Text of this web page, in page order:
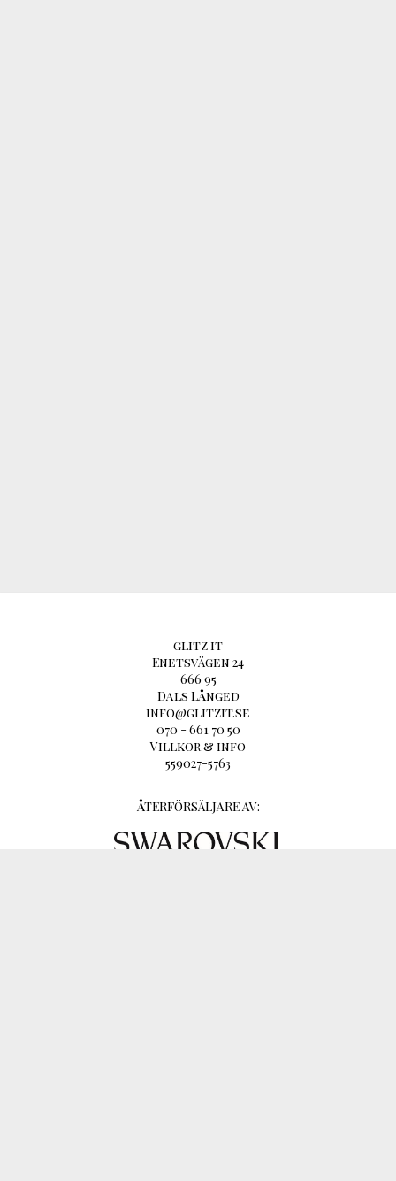
glitz it
Enetsvägen 24
666 95
Dals Långed
info@glitzit.se
070 - 661 70 50
Villkor & info
559027-5763
ÅTERFÖRSÄLJARE AV: